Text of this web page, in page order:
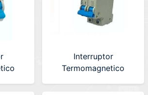
Interruptor
Termomagnetico